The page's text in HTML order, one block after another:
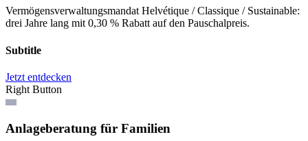
Vermögensverwaltungsmandat Helvétique / Classique / Sustainable:
drei Jahre lang mit 0,30 % Rabatt auf den Pauschalpreis.
Subtitle
Jetzt entdecken
Right Button
Anlageberatung für Familien